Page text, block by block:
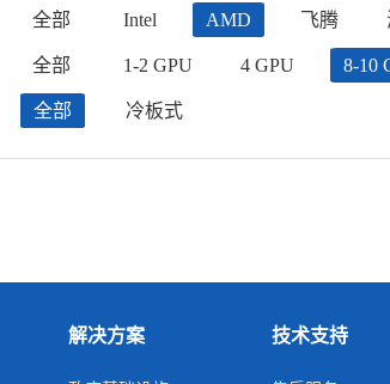
全部 Intel AMD 飞腾
全部 1-2 GPU 4 GPU 8-10
全部 冷板式
解决方案 技术支持